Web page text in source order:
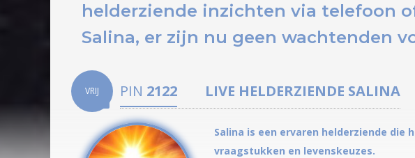
helderziende inzichten via telefoon
Salina, er zijn nu geen wachtenden
VRIJ PIN 2122 LIVE HELDERZIENDE SALINA
Salina is een ervaren helderziende
vraagstukken en levenskeuzes.